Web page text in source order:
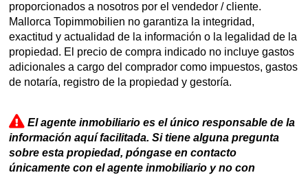
proporcionados a nosotros por el vendedor / cliente.
Mallorca Topimmobilien no garantiza la integridad,
exactitud y actualidad de la información o la legalidad de la
propiedad. El precio de compra indicado no incluye gastos
adicionales a cargo del comprador como impuestos, gastos
de notaría, registro de la propiedad y gestoría.
El agente inmobiliario es el único responsable de la
información aquí facilitada. Si tiene alguna pregunta
sobre esta propiedad, póngase en contacto
únicamente con el agente inmobiliario y no con